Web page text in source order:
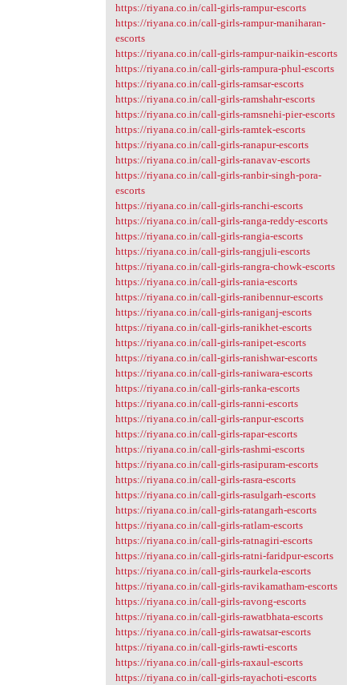
https://riyana.co.in/call-girls-rampur-escorts
https://riyana.co.in/call-girls-rampur-maniharan-
escorts
https://riyana.co.in/call-girls-rampur-naikin-escorts
https://riyana.co.in/call-girls-rampura-phul-escorts
https://riyana.co.in/call-girls-ramsar-escorts
https://riyana.co.in/call-girls-ramshahr-escorts
https://riyana.co.in/call-girls-ramsnehi-pier-escorts
https://riyana.co.in/call-girls-ramtek-escorts
https://riyana.co.in/call-girls-ranapur-escorts
https://riyana.co.in/call-girls-ranavav-escorts
https://riyana.co.in/call-girls-ranbir-singh-pora-
escorts
https://riyana.co.in/call-girls-ranchi-escorts
https://riyana.co.in/call-girls-ranga-reddy-escorts
https://riyana.co.in/call-girls-rangia-escorts
https://riyana.co.in/call-girls-rangjuli-escorts
https://riyana.co.in/call-girls-rangra-chowk-escorts
https://riyana.co.in/call-girls-rania-escorts
https://riyana.co.in/call-girls-ranibennur-escorts
https://riyana.co.in/call-girls-raniganj-escorts
https://riyana.co.in/call-girls-ranikhet-escorts
https://riyana.co.in/call-girls-ranipet-escorts
https://riyana.co.in/call-girls-ranishwar-escorts
https://riyana.co.in/call-girls-raniwara-escorts
https://riyana.co.in/call-girls-ranka-escorts
https://riyana.co.in/call-girls-ranni-escorts
https://riyana.co.in/call-girls-ranpur-escorts
https://riyana.co.in/call-girls-rapar-escorts
https://riyana.co.in/call-girls-rashmi-escorts
https://riyana.co.in/call-girls-rasipuram-escorts
https://riyana.co.in/call-girls-rasra-escorts
https://riyana.co.in/call-girls-rasulgarh-escorts
https://riyana.co.in/call-girls-ratangarh-escorts
https://riyana.co.in/call-girls-ratlam-escorts
https://riyana.co.in/call-girls-ratnagiri-escorts
https://riyana.co.in/call-girls-ratni-faridpur-escorts
https://riyana.co.in/call-girls-raurkela-escorts
https://riyana.co.in/call-girls-ravikamatham-escorts
https://riyana.co.in/call-girls-ravong-escorts
https://riyana.co.in/call-girls-rawatbhata-escorts
https://riyana.co.in/call-girls-rawatsar-escorts
https://riyana.co.in/call-girls-rawti-escorts
https://riyana.co.in/call-girls-raxaul-escorts
https://riyana.co.in/call-girls-rayachoti-escorts